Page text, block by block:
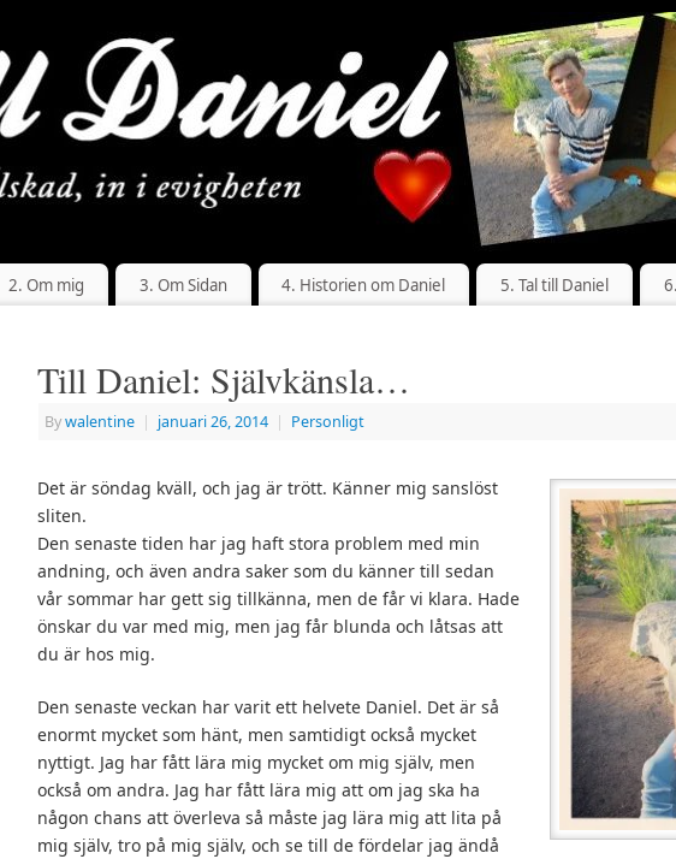
2. Om mig 3. Om Sidan 4. Historien om Daniel 5. Tal till Daniel
Till Daniel: Självkänsla…
Bywalentine | januari 26, 2014 | Personligt
Det är söndag kväll, och jag är trött. Känner mig sanslöst
sliten.
Den senaste tiden har jag haft stora problem med min
andning, och även andra saker som du känner till sedan
vår sommar har gett sig tillkänna, men de får vi klara. Hade
önskar du var med mig, men jag får blunda och låtsas att
du är hos mig.
Den senaste veckan har varit ett helvete Daniel. Det är så
enormt mycket som hänt, men samtidigt också mycket
nyttigt. Jag har fått lära mig mycket om mig själv, men
också om andra. Jag har fått lära mig att om jag ska ha
någon chans att överleva så måste jag lära mig att lita på
mig själv, tro på mig själv, och se till de fördelar jag ändå